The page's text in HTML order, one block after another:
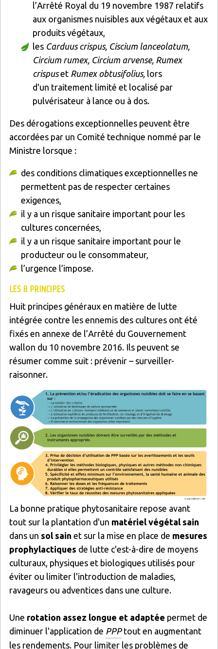
l’Arrêté Royal du 19 novembre 1987 relatifs
aux organismes nuisibles aux végétaux et aux
produits végétaux,
les Carduus crispus, Ciscium lanceolatum,
Circium rumex, Circium arvense, Rumex
crispusetRumex obtusifolius, lors
d'un traitement limité et localisé par
pulvérisateur à lance ou à dos.
Des dérogations exceptionnelles peuvent être
accordées par un Comité technique nommé par le
Ministre lorsque :
des conditions climatiques exceptionnelles ne
permettent pas de respecter certaines
exigences,
il y a un risque sanitaire important pour les
cultures concernées,
il y a un risque sanitaire important pour le
producteur ou le consommateur,
l’urgence l’impose.
LES 8 PRINCIPES
Huit principes généraux en matière de lutte
intégrée contre les ennemis des cultures ont été
fixés en annexe de l’Arrêté du Gouvernement
wallon du 10 novembre 2016. Ils peuvent se
résumer comme suit : prévenir – surveiller-
raisonner.
Image
La bonne pratique phytosanitaire repose avant
tout sur la plantation d'un matériel végétal sain
dans un sol sain et sur la mise en place de mesures
prophylactiques de lutte c'est-à-dire de moyens
culturaux, physiques et biologiques utilisés pour
éviter ou limiter l'introduction de maladies,
ravageurs ou adventices dans une culture.
Une rotation assez longue et adaptée permet de
diminuer l'application de PPPtout en augmentant
les rendements. Pour limiter les problèmes de